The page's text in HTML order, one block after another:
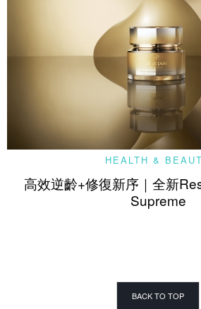
HEALTH &
高效逆齡+修復新序｜全新
Supreme
BACK TO TOP